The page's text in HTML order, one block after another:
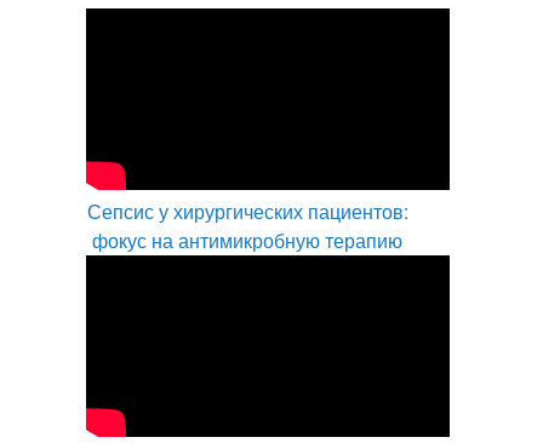
Сепсис у хирургических пациентов:
фокус на антимикробную терапию